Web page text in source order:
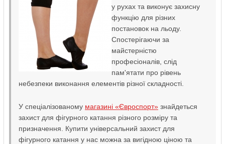
у рухах та виконує захисну
функцію для різних
постановок на льоду.
Спостерігаючи за
майстерністю
професіоналів, слід
пам'ятати про рівень
небезпеки виконання елементів різної складності.
У спеціалізованому магазині «Євроспорт» знайдеться
захист для фігурного катання різного розміру та
призначення. Купити універсальний захист для
фігурного катання у нас можна за вигідною ціною та